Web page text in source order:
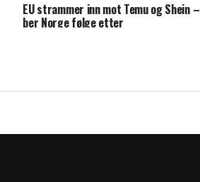
EU strammer inn mot Temu og Shein –
ber Norge følge etter